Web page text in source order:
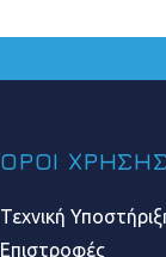
ΟΡΟΙ ΧΡΗΣΗΣ
Τεχνική
Επιστροφές